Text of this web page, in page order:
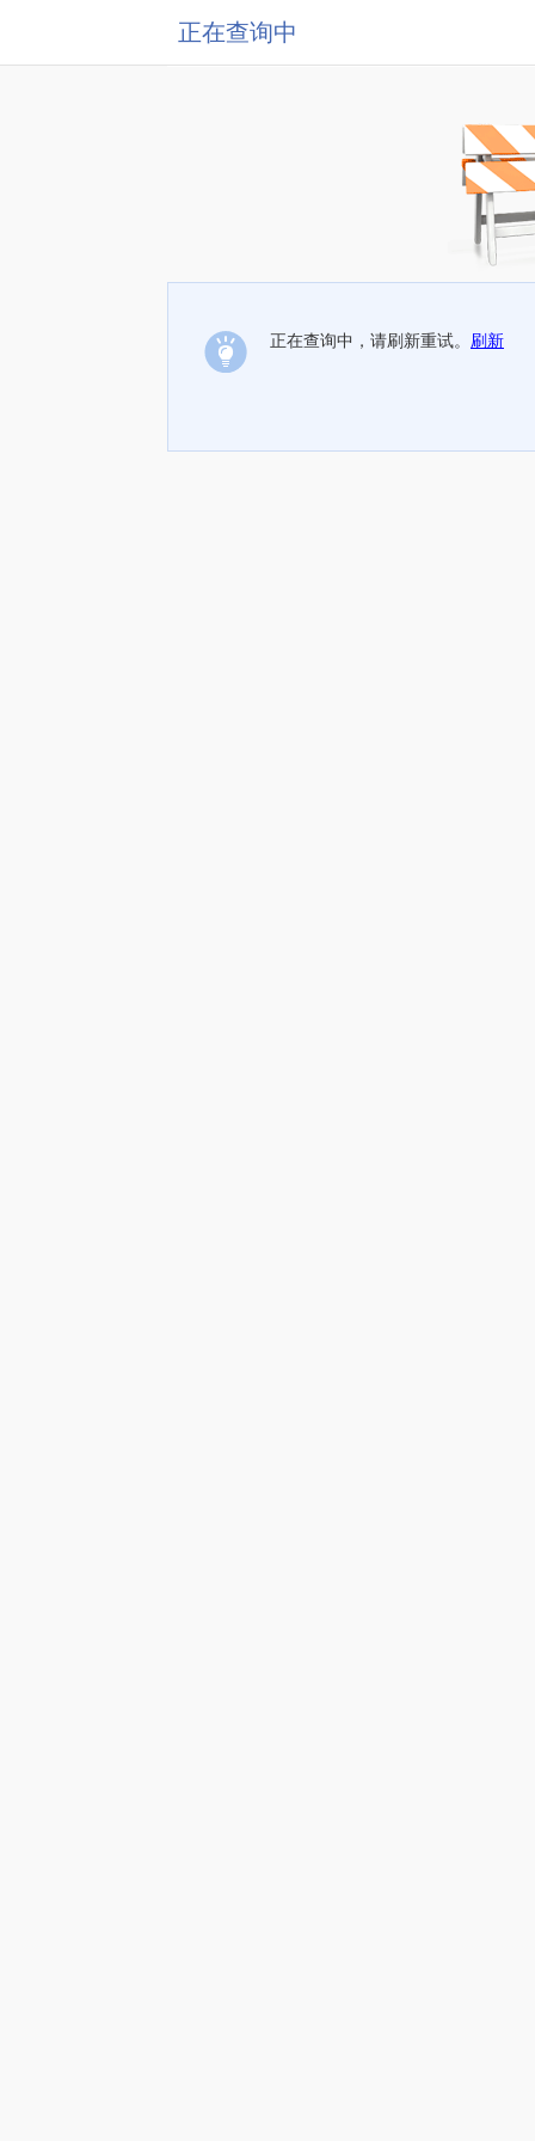
正在查询中
正在查询中，请刷新重试。 刷新